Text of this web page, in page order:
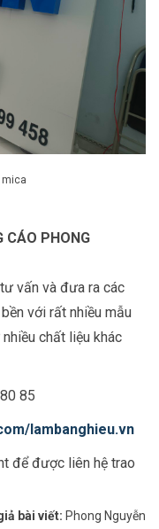
mica
CÁO PHONG
vấn và đưa ra các
với rất nhiều mẫu
chất liệu khác
85
lambanghieu.vn
để được liên hệ trao
bài viết: Phong Nguyễn